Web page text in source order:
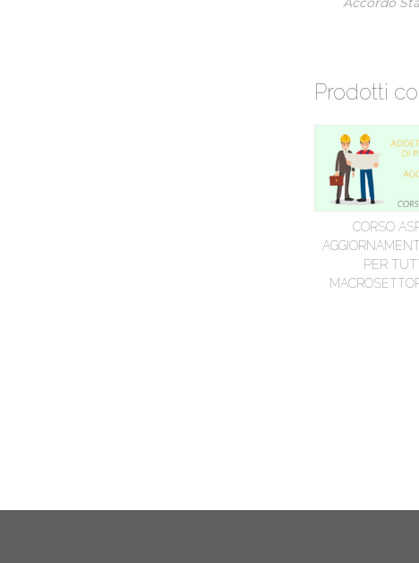
Prodotti
CORSO
PER